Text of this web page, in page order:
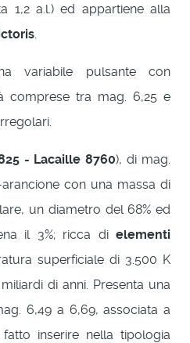
1,2 a.l.) ed appartiene alla
.
variabile pulsante con
comprese tra mag. 6,25 e
- Lacaille 8760), di mag.
con una massa di
un diametro del 68% ed
il 3%; ricca di elementi
superficiale di 3.500 K
di anni. Presenta una
6,49 a 6,69, associata a
inserire nella tipologia